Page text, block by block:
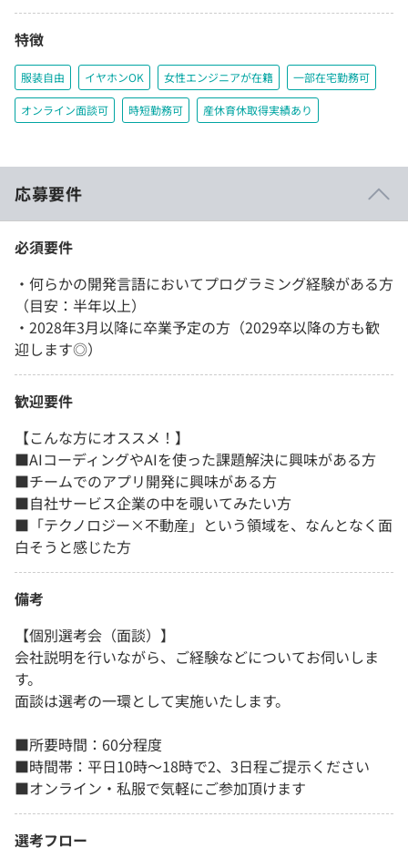
特徴
服装自由 イヤホンOK 女性エンジニアが在籍 一部在宅勤務可
オンライン面談可 時短勤務可 産休育休取得実績あり
応募要件
必須要件
・何らかの開発言語においてプログラミング経験がある方
（目安：半年以上）
・2028年3月以降に卒業予定の方（2029卒以降の方も歓
迎します◎）
歓迎要件
【こんな方にオススメ！】
■AIコーディングやAIを使った課題解決に興味がある方
■チームでのアプリ開発に興味がある方
■自社サービス企業の中を覗いてみたい方
■「テクノロジー×不動産」という領域を、なんとなく面
白そうと感じた方
備考
【個別選考会（面談）】
会社説明を行いながら、ご経験などについてお伺いしま
す。
面談は選考の一環として実施いたします。
■所要時間：60分程度
■時間帯：平日10時～18時で2、3日程ご提示ください
■オンライン・私服で気軽にご参加頂けます
選考フロー